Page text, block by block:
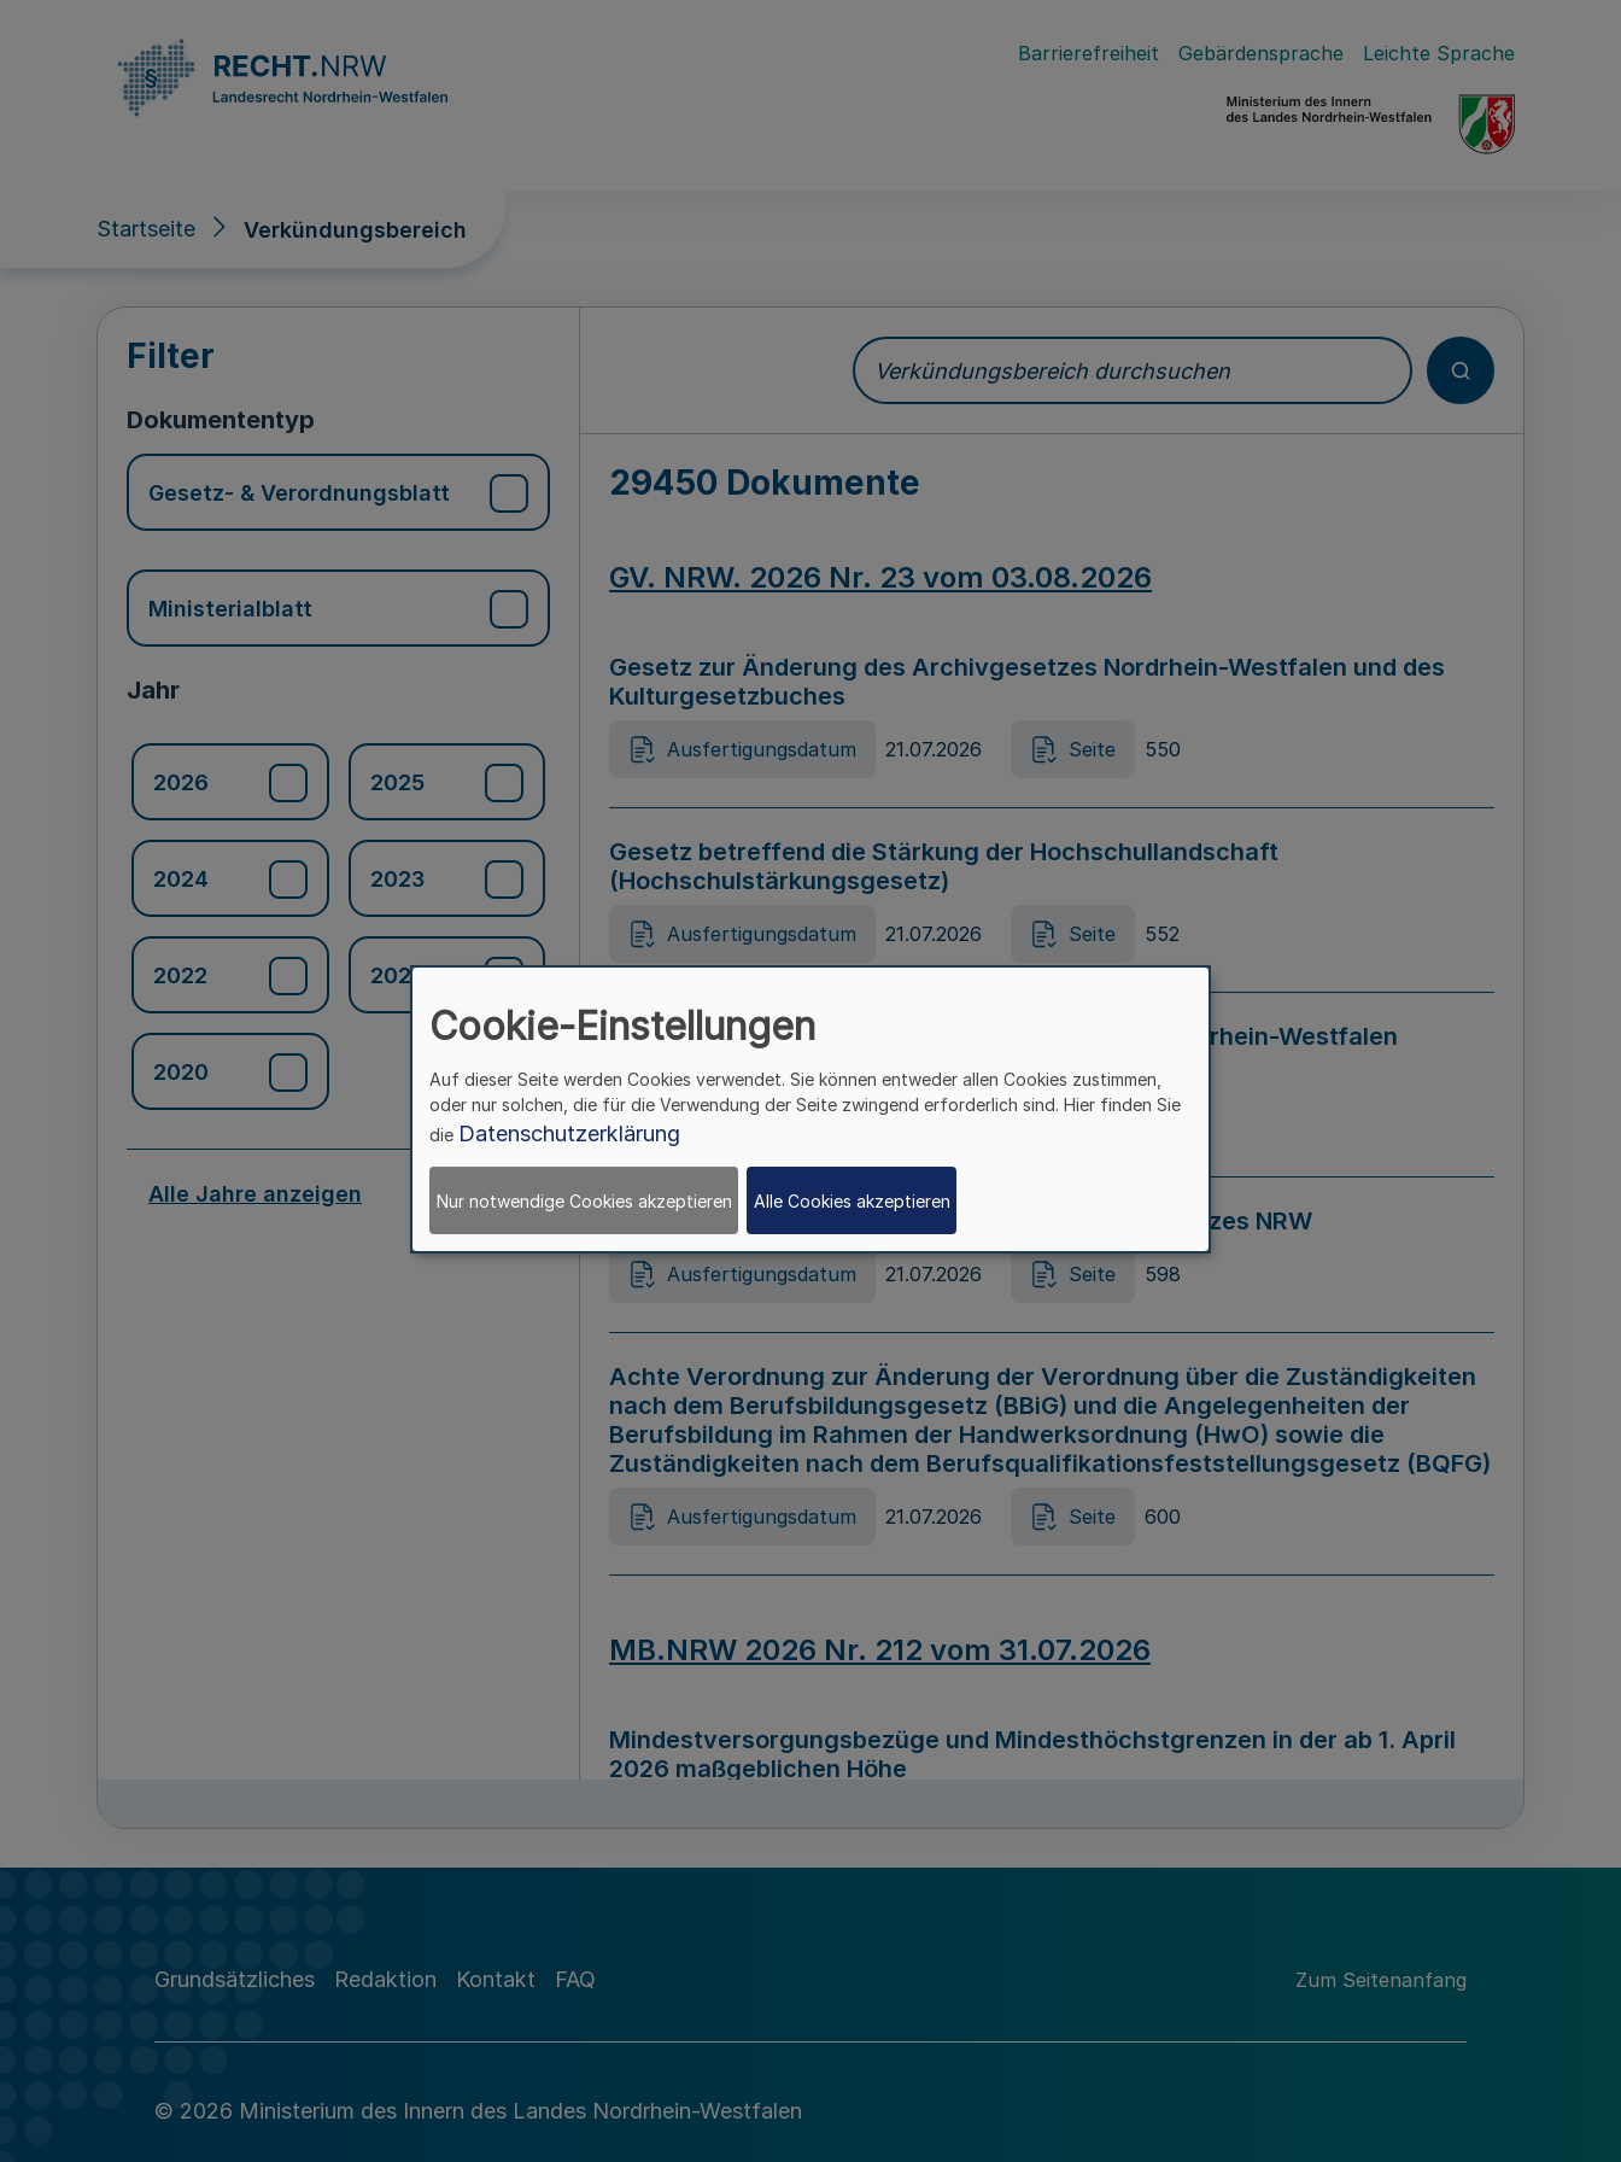
Barrierefreiheit Gebärdensprache Leichte Sprache
Startseite Verkündungsbereich
Verkündungsbereich
Filter
Dokumententyp
Gesetz- & Verordnungsblatt
Ministerialblatt
Jahr
2026 2025
2024 2023
2022 2021
2020
Alle Jahre anzeigen
Verkündungsbereich durchsuchen
29450 Dokumente
GV. NRW. 2026 Nr. 23 vom 03.08.2026
Gesetz zur Änderung des Archivgesetzes Nordrhein-Westfalen und des
Kulturgesetzbuches
Ausfertigungsdatum 21.07.2026 Seite 550
Gesetz betreffend die Stärkung der Hochschullandschaft
(Hochschulstärkungsgesetz)
Ausfertigungsdatum 21.07.2026 Seite 552
Gesetz zur Vermeidung von Diskriminierung in Nordrhein-Westfalen
(Landesantidiskriminierungsgesetz – LADG NRW)
Ausfertigungsdatum 21.07.2026 Seite 595
Gesetz zur Änderung des Online-Casinospiel Gesetzes NRW
Ausfertigungsdatum 21.07.2026 Seite 598
Achte Verordnung zur Änderung der Verordnung über die Zuständigkeiten
nach dem Berufsbildungsgesetz (BBiG) und die Angelegenheiten der
Berufsbildung im Rahmen der Handwerksordnung (HwO) sowie die
Zuständigkeiten nach dem Berufsqualifikationsfeststellungsgesetz (BQFG)
Ausfertigungsdatum 21.07.2026 Seite 600
MB.NRW 2026 Nr. 212 vom 31.07.2026
Mindestversorgungsbezüge und Mindesthöchstgrenzen in der ab 1. April
2026 maßgeblichen Höhe
Richtlinie zur Durchführung des Förderprogramms „Mittelstand Innovativ &
Grundsätzliches Redaktion Kontakt FAQ Zum Seitenanfang
© 2026 Ministerium des Innern des Landes Nordrhein-Westfalen
Cookie-Einstellungen
Auf dieser Seite werden Cookies verwendet. Sie können entweder allen Cookies zustimmen,
oder nur solchen, die für die Verwendung der Seite zwingend erforderlich sind. Hier finden Sie
die Datenschutzerklärung
Nur notwendige Cookies akzeptieren Alle Cookies akzeptieren